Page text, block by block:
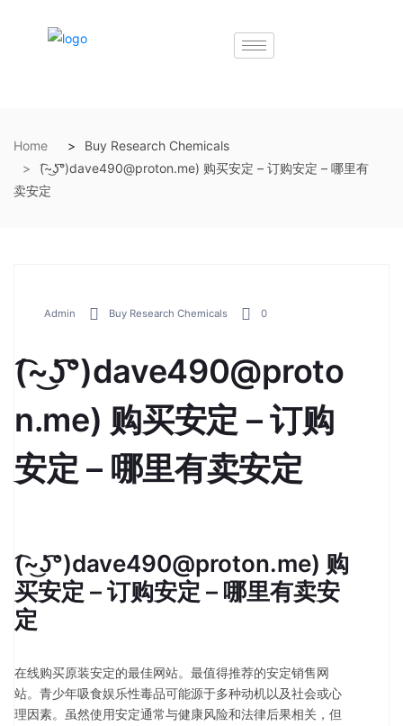
Home
Buy Research Chemicals
(͡~͜ʖ͡°)dave490@proton.me) 购买安定 – 订购安定 – 哪里有
卖安定
Admin Buy Research Chemicals 0
(͡~͜ʖ͡°)dave490@proto
n.me) 购买安定 – 订购
安定 – 哪里有卖安定
(͡~͜ʖ͡°)dave490@proton.me) 购
买安定 – 订购安定 – 哪里有卖安
定
在线购买原装安定的最佳网站。最值得推荐的安定销售网
站。青少年吸食娱乐性毒品可能源于多种动机以及社会或心
理因素。虽然使用安定通常与健康风险和法律后果相关，但